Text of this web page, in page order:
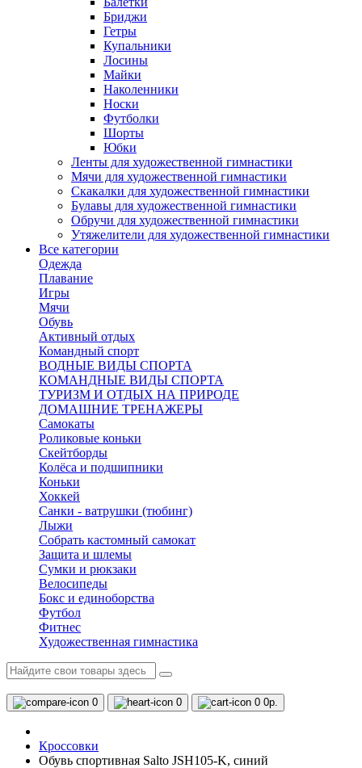
Бриджи
Гетры
Купальники
Лосины
Майки
Наколенники
Носки
Футболки
Шорты
Юбки
Ленты для художественной гимнастики
Мячи для художественной гимнастики
Скакалки для художественной гимнастики
Булавы для художественной гимнастики
Обручи для художественной гимнастики
Утяжелители для художественной гимнастики
Все категории
Одежда
Плавание
Игры
Мячи
Обувь
Активный отдых
Командный спорт
ВОДНЫЕ ВИДЫ СПОРТА
КОМАНДНЫЕ ВИДЫ СПОРТА
ТУРИЗМ И ОТДЫХ НА ПРИРОДЕ
ДОМАШНИЕ ТРЕНАЖЕРЫ
Самокаты
Роликовые коньки
Скейтборды
Колёса и подшипники
Коньки
Хоккей
Санки - ватрушки (тюбинг)
Лыжи
Собрать кастомный самокат
Защита и шлемы
Сумки и рюкзаки
Велосипеды
Бокс и единоборства
Футбол
Фитнес
Художественная гимнастика
0 0 0 0р.
Кроссовки
Обувь спортивная Salto JSH105-K, синий